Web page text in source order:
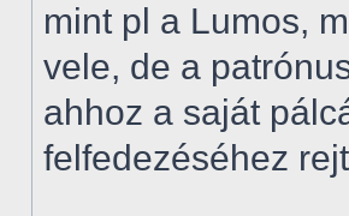
mint pl a Lumos,
vele, de a
ahhoz a saját
felfedezéséhez